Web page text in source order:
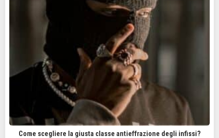
Come scegliere la giusta classe antieffrazione degli infissi?